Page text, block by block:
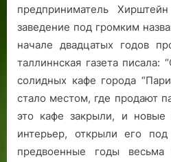
предприниматель
заведение под громким
начале двадцатых годов
таллиннская газета писала:
солидных кафе города
стало местом, где продают
это кафе закрыли, и новые
интерьер, открыли его
предвоенные годы